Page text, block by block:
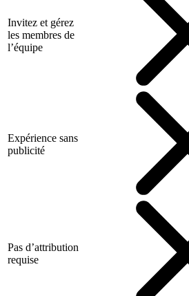
Invitez et gérez
les membres de
l’équipe
Expérience sans
publicité
Pas d’attribution
requise